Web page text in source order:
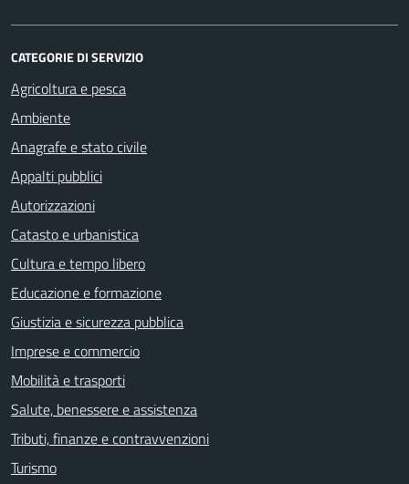
CATEGORIE DI SERVIZIO
Agricoltura e pesca
Ambiente
Anagrafe e stato civile
Appalti pubblici
Autorizzazioni
Catasto e urbanistica
Cultura e tempo libero
Educazione e formazione
Giustizia e sicurezza pubblica
Imprese e commercio
Mobilità e trasporti
Salute, benessere e assistenza
Tributi, finanze e contravvenzioni
Turismo